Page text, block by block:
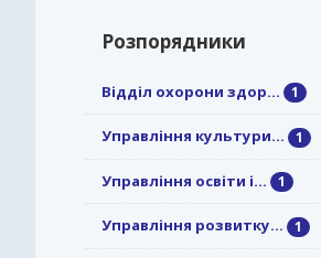
Розпорядники
Відділ охорони здор... 1
Управління культури... 1
Управління освіти і... 1
Управління розвитку... 1